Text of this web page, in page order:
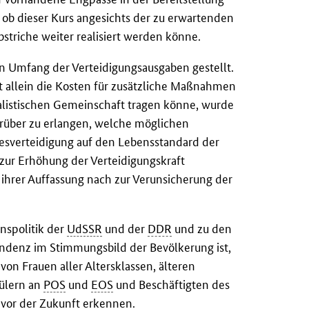
dieser Kurs angesichts der zu erwartenden
weiter realisiert werden könne.
der Verteidigungsausgaben gestellt.
die Kosten für zusätzliche Maßnahmen
Gemeinschaft tragen könne, wurde
zu erlangen, welche möglichen
auf den Lebensstandard der
Erhöhung der Verteidigungskraft
Auffassung nach zur Verunsicherung der
der UdSSR und der DDR und zu den
im Stimmungsbild der Bevölkerung ist,
Frauen aller Altersklassen, älteren
an POS und EOS und Beschäftigten des
der Zukunft erkennen.